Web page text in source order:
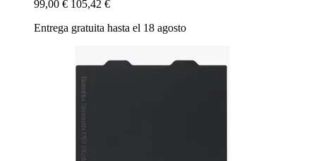
99,00 € 105,42 €
Entrega gratuita hasta el 18 agosto